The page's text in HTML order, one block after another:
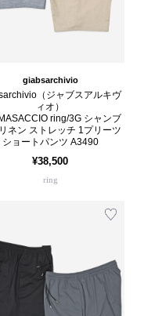
giabsarchivio
（ジャブスアルキヴ
ィオ）
ring/3G シャンブ
ネン ストレッチ 1プリーツ
ショートパンツ A3490
¥38,500
ring